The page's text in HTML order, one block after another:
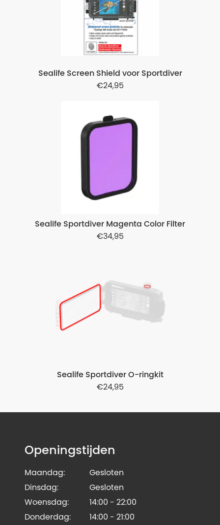
Sealife Screen Shield voor Sportdiver
24,95
Sealife Sportdiver Magenta Color Filter
34,95
Sealife Sportdiver O-ringkit
24,95
Openingstijden
Maandag:
Gesloten
Dinsdag:
Gesloten
Woensdag:
14:00 - 22:00
Donderdag:
14:00 - 21:00